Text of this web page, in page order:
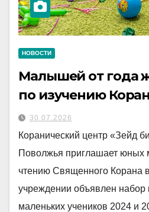
НОВОСТИ
Малышей от года
по изучению
30.07.2026
Коранический центр «Зейд
Поволжья приглашает юных
чтению Священного Корана
учреждении объявлен
маленьких учеников 2024 и